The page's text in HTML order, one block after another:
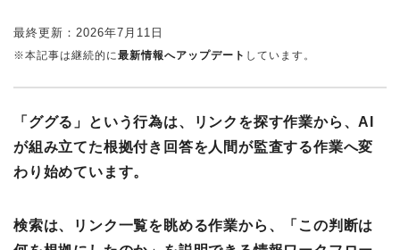
最終更新： 2026年7月11日
※本記事は継続的に最新情報へアップデート しています。
「ググる」という行為は、リンクを探す作業から、AI
が組み立てた根拠付き回答を人間が監査する作業へ変
わり始めています。
検索は、リンク一覧を眺める作業から、「この判断は